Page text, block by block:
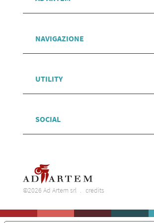
NAVIGAZIONE
UTILITY
SOCIAL
©2026 Ad Artem srl credits